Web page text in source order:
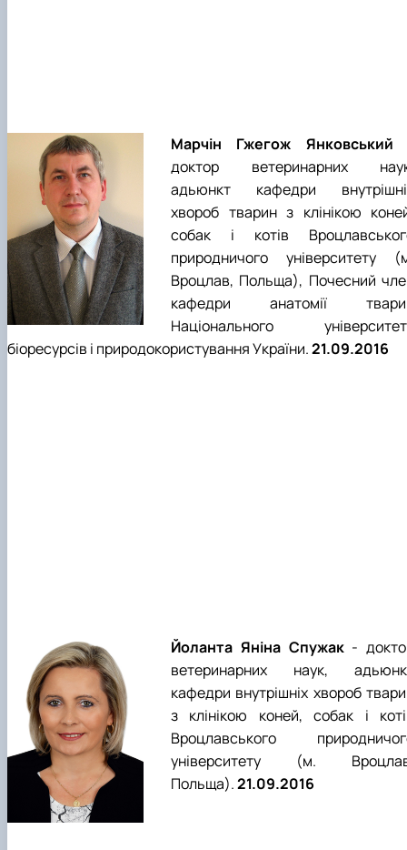
Марчін Гжегож Янковський
доктор ветеринарних
адьюнкт кафедри
хвороб тварин з клінікою
собак і котів
природничого університету
Вроцлав, Польща), Почесний
кафедри анатомії
Національного
біоресурсів і природокористування України.21.09.2016
Йоланта Яніна Спужак-
ветеринарних наук,
кафедри внутрішніх хвороб
з клінікою коней, собак і
Вроцлавського
університету (м.
Польща).21.09.2016